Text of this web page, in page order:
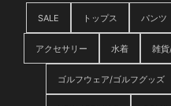
SALE トップス パンツ
アクセサリー 水着 雑
ゴルフウェア/ゴルフグッズ